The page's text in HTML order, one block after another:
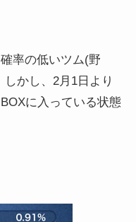
率の低いツム(野
かし、2月1日より
に入っている状態